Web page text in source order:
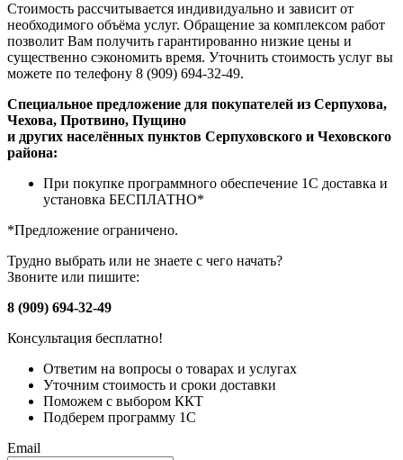
Стоимость рассчитывается индивидуально и зависит от
необходимого объёма услуг. Обращение за комплексом работ
позволит Вам получить гарантированно низкие цены и
существенно сэкономить время. Уточнить стоимость услуг вы
можете по телефону 8 (909) 694-32-49.
Специальное предложение для покупателей из Серпухова,
Чехова, Протвино, Пущино
и других населённых пунктов Серпуховского и Чеховского
района:
При покупке программного обеспечение 1С доставка и
установка БЕСПЛАТНО*
*Предложение ограничено.
Трудно выбрать или не знаете с чего начать?
Звоните или пишите:
8 (909) 694-32-49
Консультация бесплатно!
Ответим на вопросы о товарах и услугах
Уточним стоимость и сроки доставки
Поможем с выбором ККТ
Подберем программу 1С
Email